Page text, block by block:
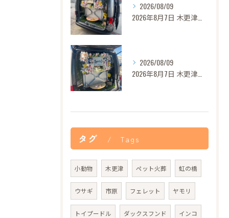
2026/08/09
2026/08/09
タグ Tags
小動物 木更津 ペット火葬 虹の橋
ウサギ 市原 フェレット ヤモリ
トイプードル ダックスフンド インコ